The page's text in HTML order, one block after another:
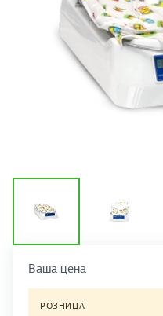
Ваша цена
РОЗНИЦА